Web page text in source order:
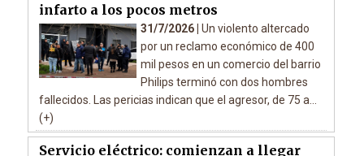
infarto a los pocos metros
31/7/2026 | Un violento altercado
por un reclamo económico de 400
mil pesos en un comercio del barrio
Philips terminó con dos hombres
fallecidos. Las pericias indican que el agresor, de 75 a...
(+)
Servicio eléctrico: comienzan a llegar